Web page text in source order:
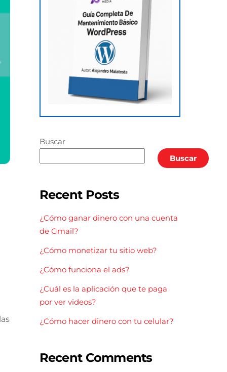
Buscar
Buscar
Recent Posts
¿Cómo ganar dinero con una cuenta
de Gmail?
¿Cómo monetizar tu sitio web?
¿Cómo funciona el ads?
¿Cuál es la aplicación que te paga
por ver videos?
¿Cómo hacer dinero con tu celular?
Recent Comments